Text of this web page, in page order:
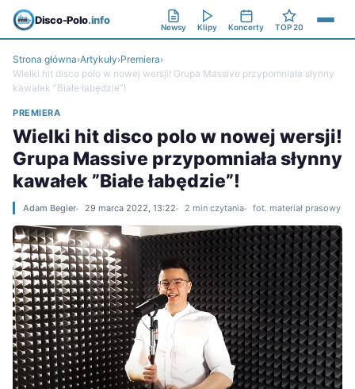
Disco-Polo.info
Newsy Klipy Koncerty TOP 20
Strona główna›Artykuły›Premiera›
Wielki hit disco polo w nowej wersji! Grupa Massive przypomniała słynny
kawałek ”Białe łabędzie”!
PREMIERA
Wielki hit disco polo w nowej wersji!
Grupa Massive przypomniała słynny
kawałek ”Białe łabędzie”!
Adam Begier 29 marca 2022, 13:22 2 min czytania fot. materiał prasowy